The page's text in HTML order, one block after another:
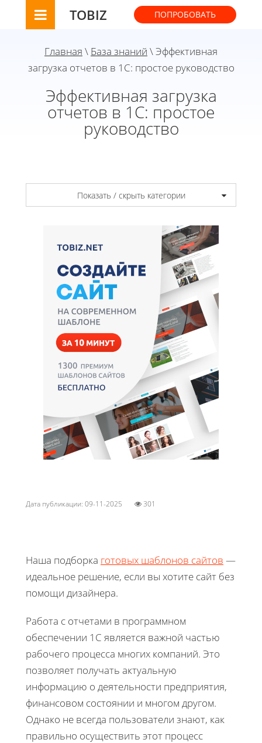
TOBIZ ПОПРОБОВАТЬ
Главная \ База знаний \ Эффективная
загрузка отчетов в 1С: простое руководство
Эффективная загрузка
отчетов в 1С: простое
руководство
Показать / скрыть категории
Дата публикации: 09-11-2025 301
Наша подборка готовых шаблонов сайтов —
идеальное решение, если вы хотите сайт без
помощи дизайнера.
Работа с отчетами в программном
обеспечении 1С является важной частью
рабочего процесса многих компаний. Это
позволяет получать актуальную
информацию о деятельности предприятия,
финансовом состоянии и многом другом.
Однако не всегда пользователи знают, как
правильно осуществить этот процесс